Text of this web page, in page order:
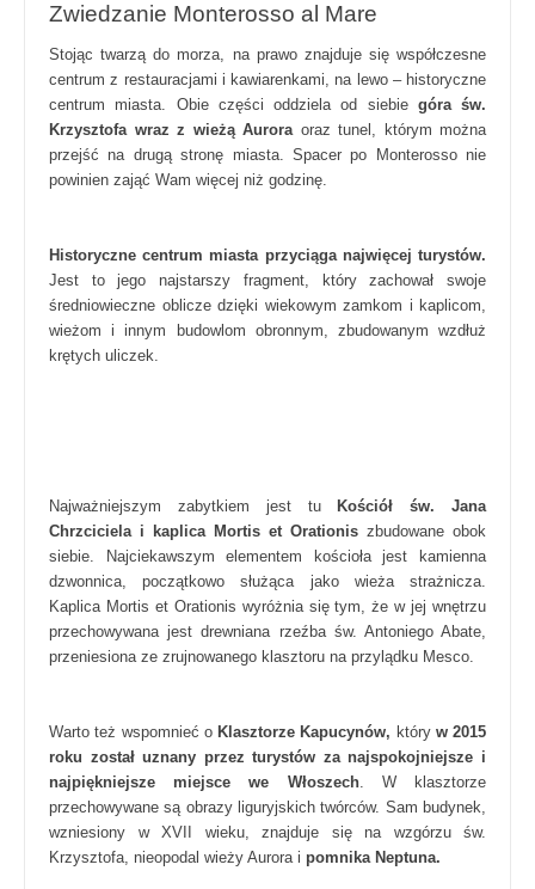
Zwiedzanie Monterosso al Mare
Stojąc twarzą do morza, na prawo znajduje się współczesne
centrum z restauracjami i kawiarenkami, na lewo – historyczne
centrum miasta. Obie części oddziela od siebie góra św.
Krzysztofa wraz z wieżą Auroraoraz tunel, którym można
przejść na drugą stronę miasta. Spacer po Monterosso nie
powinien zająć Wam więcej niż godzinę.
Historyczne centrum miasta przyciąga najwięcej turystów.
Jest to jego najstarszy fragment, który zachował swoje
średniowieczne oblicze dzięki wiekowym zamkom i kaplicom,
wieżom i innym budowlom obronnym, zbudowanym wzdłuż
krętych uliczek.
Najważniejszym zabytkiem jest tu
Kościół św. Jana
Chrzciciela i kaplica Mortis et Orationis zbudowane obok
siebie. Najciekawszym elementem kościoła jest kamienna
dzwonnica, początkowo służąca jako wieża strażnicza.
Kaplica Mortis et Orationis wyróżnia się tym, że w jej wnętrzu
przechowywana jest drewniana rzeźba św. Antoniego Abate,
przeniesiona ze zrujnowanego klasztoru na przylądku Mesco.
Warto też wspomnieć o Klasztorze Kapucynów, który w 2015
roku został uznany przez turystów za najspokojniejsze i
najpiękniejsze miejsce we Włoszech. W klasztorze
przechowywane są obrazy liguryjskich twórców. Sam budynek,
wzniesiony w XVII wieku, znajduje się na wzgórzu św.
Krzysztofa, nieopodal wieży Aurora i pomnika Neptuna.